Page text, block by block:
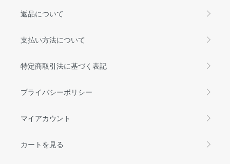
返品について
支払い方法について
特定商取引法に基づく表記
プライバシーポリシー
マイアカウント
カートを見る